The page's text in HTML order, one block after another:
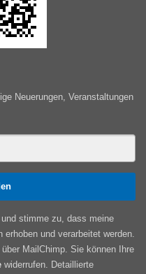
Neuerungen, Veranstaltungen
stimme zu, dass meine
erhoben und verarbeitet werden.
MailChimp. Sie können Ihre
widerrufen. Detaillierte